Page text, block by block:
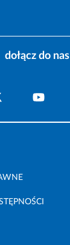
dołącz do nas